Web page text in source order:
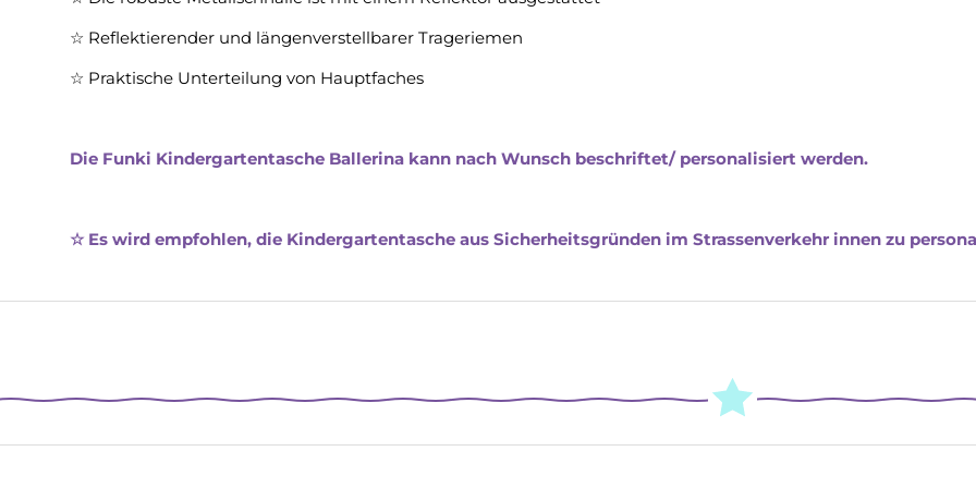
☆ Reflektierender und längenverstellbarer Trageriemen
☆ Praktische Unterteilung von Hauptfaches
Die Funki Kindergartentasche Ballerina kann nach Wunsch beschriftet/ personalisiert werden.
☆ Es wird empfohlen, die Kindergartentasche aus Sicherheitsgründen im Strassenverkehr innen zu